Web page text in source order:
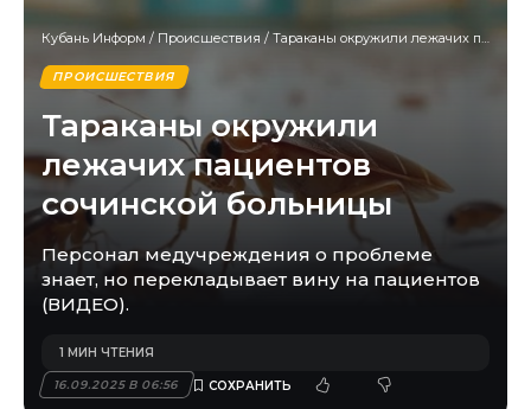
Кубань Информ / Происшествия / Тараканы окружили лежачих пациентов сочинской больницы
ПРОИСШЕСТВИЯ
Тараканы окружили
лежачих пациентов
сочинской больницы
Персонал медучреждения о проблеме
знает, но перекладывает вину на пациентов
(ВИДЕО).
16.09.2025 В 06:56
1 МИН ЧТЕНИЯ